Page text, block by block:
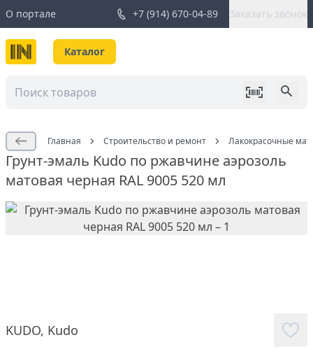
О портале +7 (914) 670-04-89 Заказать звонок
Каталог
Главная Строительство и ремонт Лакокрасочные
Грунт-эмаль Kudo по ржавчине аэрозоль
матовая черная RAL 9005 520 мл
KUDO, Kudo